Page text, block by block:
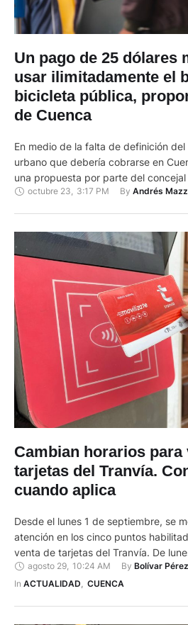
Un pago de 25 dólares
usar ilimitadamente el
bicicleta pública,
de Cuenca
En medio de la falta de definición
urbano que debería cobrarse en
una propuesta por parte del concejal
establezca un único valor de 25
octubre 23 3:17 PM By Andrés
Cambian horarios para
tarjetas del Tranvía.
cuando aplica
Desde el lunes 1 de septiembre, se
atención en los cinco puntos
venta de tarjetas del Tranvía. De
del Tranvía se podrán adquirir en los
horarios: en El Arenal (paso
agosto 29 10:24 AM By Bolívar Pérez
In ACTUALIDAD, CUENCA